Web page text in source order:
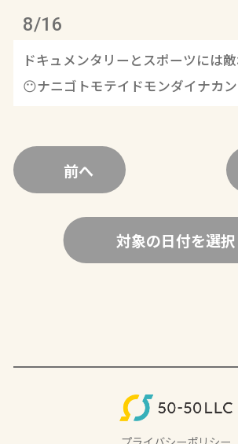
8/16
ドキュメンタリーとスポーツには
😶ナニゴトモテイドモンダイナカ
前へ
対象の日付を選択